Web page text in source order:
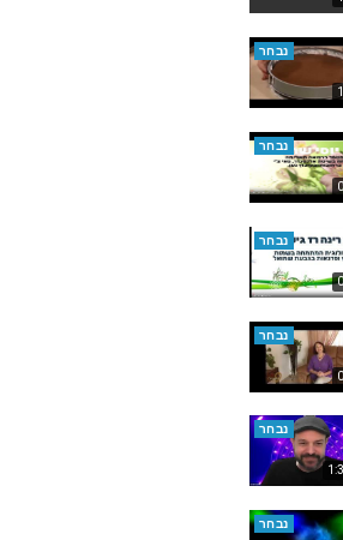
נבחר
נבחר
נבחר
נבחר
נבחר
נבחר